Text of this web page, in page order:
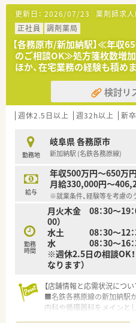
＼ 働く環境について ／
■在宅業務について、施設・
す。
ご協力いただける方、大
経験がなくとも、代表が1
■応需医療機関との関係性
ます。
■週40時間の変形労働制を
務や4時間勤務など予定に
す。
■岐阜県内に2店舗展開、地
店舗間は車で15分ほどです
■代表も薬剤師です。
今なお調剤室に入り、従業
更新日： 2026/07/23 薬剤師求人
正社員
調剤薬局
【各務原市/新加納駅】≪年収
のご相談OK≫処方箋枚数増
ほか、在宅業務の経験も積めま
検討リ
週休2.5日以上 週32h以上 新
勤務地
岐阜県 各務原市
新加納駅 (名鉄各務原線)
給与
年収500万円～650万円
月給330,000円～
※就業条件、経験等を考慮の
勤務
時間
月火木金 08：30～19：
00）
水土 08：30～12：30
水 08：30～16：30
※週休2.5日の相談OK！
なります）
【店舗情報と応需状況につい
■名鉄各務原線の新加納駅
内科や循環器科をメインと